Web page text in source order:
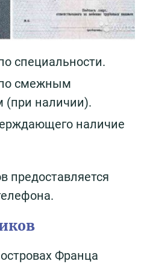
специальности.
смежным
(при наличии).
наличие
предоставляется
Франца